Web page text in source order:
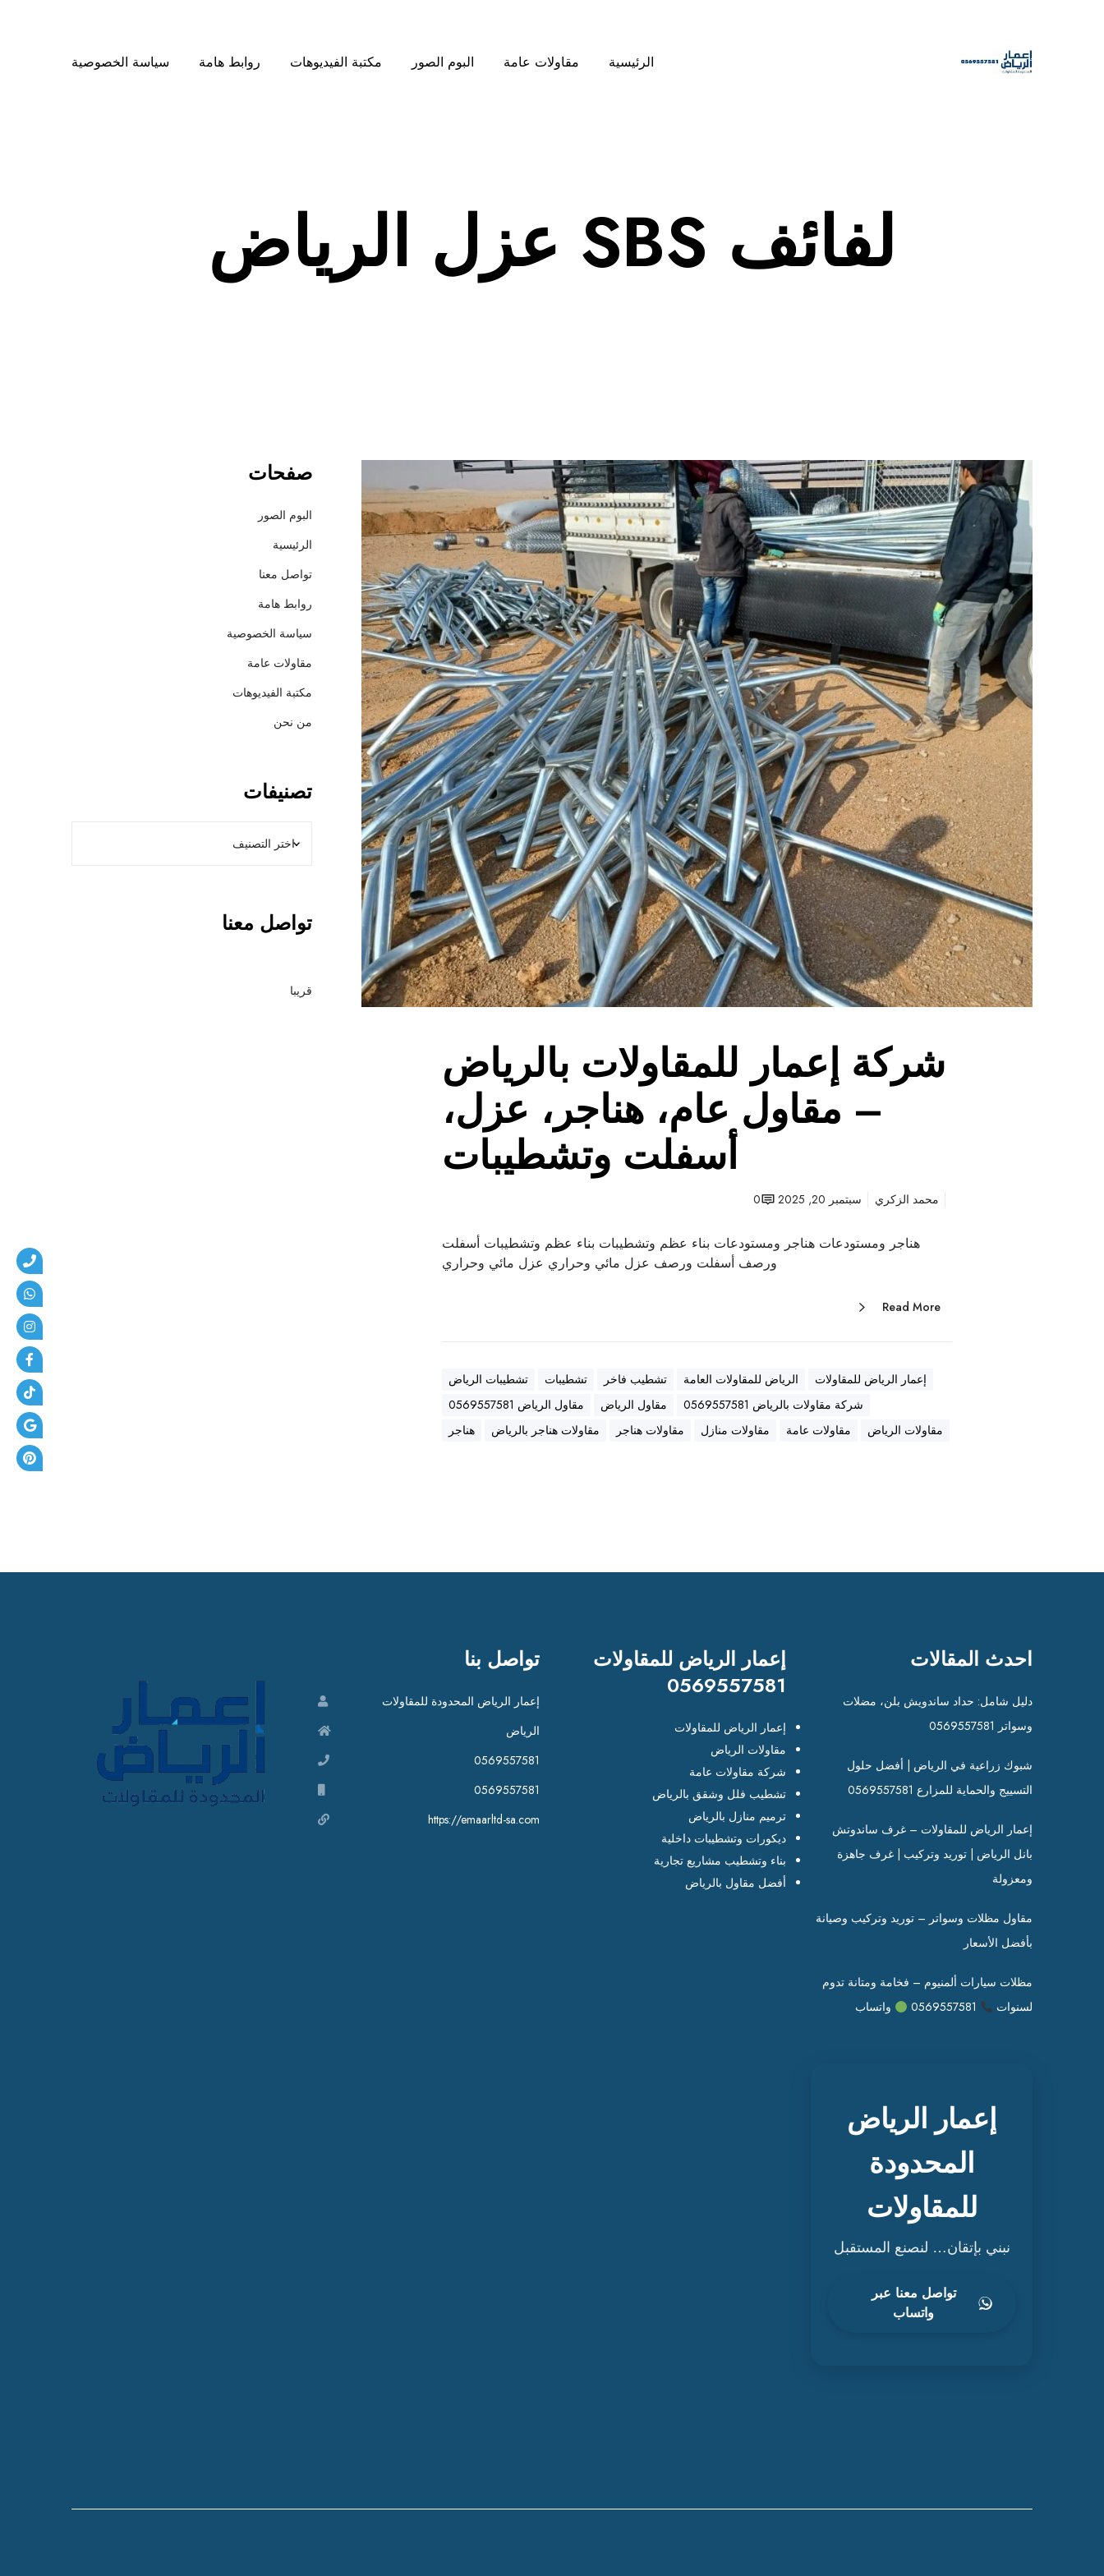
الرئيسية مقاولات عامة البوم الصور مكتبة الفيديوهات روابط هامة سياسة الخصوصية
لفائف SBS عزل الرياض
ر
ك
ة
إ
ع
م
ا
ر
ل
ل
م
ق
ا
و
ل
ا
ت
ب
ا
ل
ر
ي
ا
ض
م
ق
ا
شركة إعمار للمقاولات بالرياض
– مقاول عام، هناجر، عزل،
أسفلت وتشطيبات
محمد الزكري سبتمبر 20, 2025 0
هناجر ومستودعات هناجر ومستودعات بناء عظم وتشطيبات بناء عظم وتشطيبات أسفلت
ورصف أسفلت ورصف عزل مائي وحراري عزل مائي وحراري
Read More
إعمار الرياض للمقاولات الرياض للمقاولات العامة تشطيب فاخر تشطيبات
تشطيبات الرياض
شركة مقاولات بالرياض 0569557581
مقاول الرياض
مقاول الرياض 0569557581
مقاولات الرياض
مقاولات عامة مقاولات منازل مقاولات هناجر مقاولات هناجر بالرياض هناجر
صفحات
البوم الصور
الرئيسية
تواصل معنا
روابط هامة
سياسة الخصوصية
مقاولات عامة
مكتبة الفيديوهات
من نحن
تصنيفات
تواصل معنا
قريبا
احدث المقالات
دليل شامل: حداد ساندويش بلن، مضلات
وسواتر 0569557581
شبوك زراعية في الرياض | أفضل حلول
التسييج والحماية للمزارع 0569557581
إعمار الرياض للمقاولات – غرف ساندوتش
بانل الرياض | توريد وتركيب | غرف جاهزة
ومعزولة
مقاول مظلات وسواتر – توريد وتركيب وصيانة
بأفضل الأسعار
مظلات سيارات ألمنيوم – فخامة ومتانة تدوم
لسنوات
واتساب
إعمار الرياض
المحدودة
للمقاولات
نبني بإتقان… لنصنع المستقبل
تواصل معنا عبر
واتساب
إعمار الرياض للمقاولات
0569557581
إعمار الرياض للمقاولات
مقاولات الرياض
شركة مقاولات عامة
تشطيب فلل وشقق بالرياض
ترميم منازل بالرياض
ديكورات وتشطيبات داخلية
بناء وتشطيب مشاريع تجارية
أفضل مقاول بالرياض
تواصل بنا
إعمار الرياض المحدودة للمقاولات
الرياض
0569557581
0569557581
https://emaarltd-sa.com